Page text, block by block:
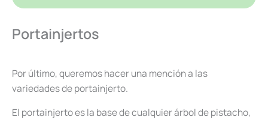
Portainjertos
Por último, queremos hacer una mención a las
variedades de portainjerto.
El portainjerto es la base de cualquier árbol de pistacho,